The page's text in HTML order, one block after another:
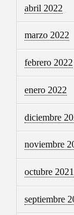
abril 2022
marzo 2022
febrero 2022
enero 2022
diciembre
noviembre
octubre 2021
septiembre